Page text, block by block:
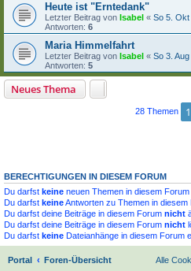
Heute ist "Erntedank"
Letzter Beitrag von Isabel « So 5. Okt
Antworten: 6
Maria Himmelfahrt
Letzter Beitrag von Isabel « So 3.
Antworten: 5
Neues Thema
28 Themen 1
BERECHTIGUNGEN IN DIESEM FORUM
Du darfst keine neuen Themen in diesem Forum
Du darfst keineAntworten zu Themen in diesem
Du darfst deine Beiträge in diesem Forum nicht
Du darfst deine Beiträge in diesem Forum nicht
Du darfst keine Dateianhänge in diesem Forum
Portal Foren-Übersicht Alle